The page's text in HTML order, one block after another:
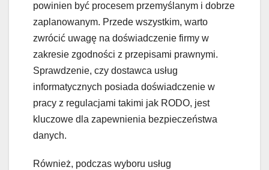
powinien być procesem przemyślanym i dobrze
zaplanowanym. Przede wszystkim, warto
zwrócić uwagę na doświadczenie firmy w
zakresie zgodności z przepisami prawnymi.
Sprawdzenie, czy dostawca usług
informatycznych posiada doświadczenie w
pracy z regulacjami takimi jak RODO, jest
kluczowe dla zapewnienia bezpieczeństwa
danych.
Również, podczas wyboru usług